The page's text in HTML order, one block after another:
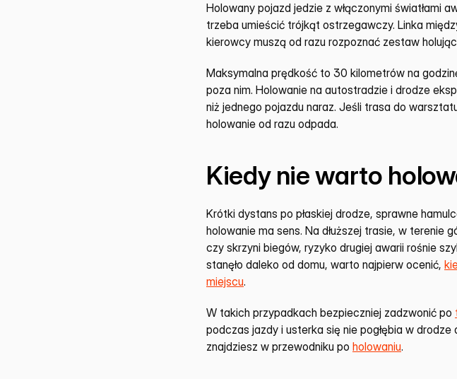
Holowany pojazd jedzie z włączonymi światłami
trzeba umieścić trójkąt ostrzegawczy. Linka
kierowcy muszą od razu rozpoznać zestaw
Maksymalna prędkość to 30 kilometrów na
poza nim. Holowanie na autostradzie i drodze
niż jednego pojazdu naraz. Jeśli trasa do
holowanie od razu odpada.
Kiedy nie warto
Krótki dystans po płaskiej drodze, sprawne
holowanie ma sens. Na dłuższej trasie, w terenie
czy skrzyni biegów, ryzyko drugiej awarii rośnie
stanęło daleko od domu, warto najpierw ocenić,
miejscu.
W takich przypadkach bezpieczniej zadzwonić po
podczas jazdy i usterka się nie pogłębia w
znajdziesz w przewodniku po holowaniu.